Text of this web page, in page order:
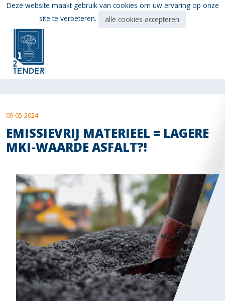
Ga
naar
hoofdinhoud
deze
pagina.
Deze website maakt gebruik van cookies om uw ervaring op onze
site te verbeteren.
alle cookies accepteren
09-05-2024
EMISSIEVRIJ MATERIEEL = LAGERE
MKI-WAARDE ASFALT?!